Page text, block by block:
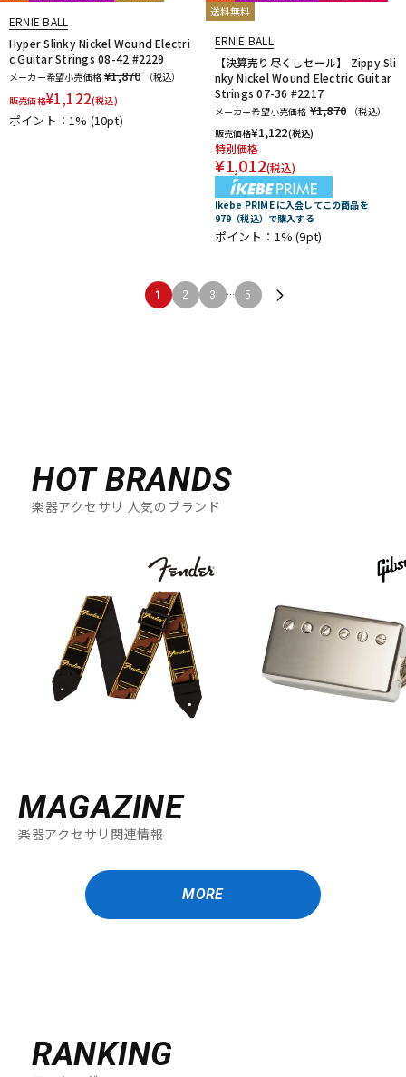
ERNIE BALL
Hyper Slinky Nickel Wound Electri
c Guitar Strings 08-42 #2229
メーカー希望小売価格 ¥1,870
（税込）
販売価格¥1,122(税込)
ポイント：1% (10pt)
送料無料
ERNIE BALL
【決算売り尽くしセール】 Zippy Sli
nky Nickel Wound Electric Guitar
Strings 07-36 #2217
メーカー希望小売価格 ¥1,870
（税込）
販売価格¥1,122(税込)
特別価格
¥1,012(税込)
Ikebe PRIME に入会してこの商品を
979（税込）で購入する
ポイント：1%(9pt)
1 2 3 ... 5
HOT BRANDS
楽器アクセサリ 人気のブランド
MAGAZINE
楽器アクセサリ関連情報
MORE
RANKING